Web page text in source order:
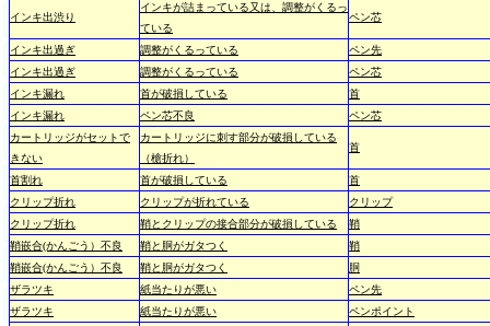
インキ出渋り
インキが詰まっている又は、調整がくるっ
ている
ペン芯
インキ出過ぎ 調整がくるっている
ペン先
インキ出過ぎ
調整がくるっている
ペン芯
インキ漏れ
首が破損している
首
インキ漏れ
ペン芯不良
ペン芯
カートリッジがセットで
きない
カートリッジに刺す部分が破損している
（槍折れ）
首
首割れ 首が破損している
首
クリップ折れ
クリップが折れている
クリップ
クリップ折れ
鞘とクリップの接合部分が破損している
鞘
鞘嵌合(かんごう）不良
鞘と胴がガタつく
鞘
鞘嵌合(かんごう）不良
鞘と胴がガタつく
胴
ザラツキ
紙当たりが悪い
ペン先
ザラツキ
紙当たりが悪い
ペンポイント